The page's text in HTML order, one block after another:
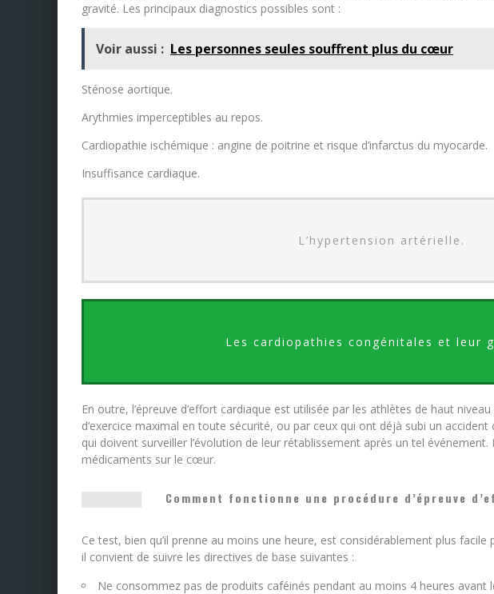
gravité. Les principaux diagnostics possibles sont :
Voir aussi : Les personnes seules souffrent plus du cœur
Sténose aortique.
Arythmies imperceptibles au repos.
Cardiopathie ischémique : angine de poitrine et risque d’infarctus du myocarde.
Insuffisance cardiaque.
L’hypertension artérielle.
Les cardiopathies congénitales et leur
En outre, l’épreuve d’effort cardiaque est utilisée par les athlètes de haut
d’exercice maximal en toute sécurité, ou par ceux qui ont déjà subi un
qui doivent surveiller l’évolution de leur rétablissement après un tel événement.
médicaments sur le cœur.
Comment fonctionne une procédure d’épreuve
Ce test, bien qu’il prenne au moins une heure, est considérablement plus
il convient de suivre les directives de base suivantes :
Ne consommez pas de produits caféinés pendant au moins 4 heures avant